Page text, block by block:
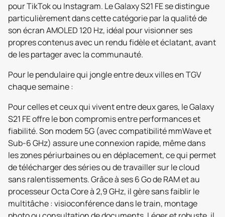
pour TikTok ou Instagram. Le Galaxy S21 FE se distingue
particulièrement dans cette catégorie par la qualité de
son écran AMOLED 120 Hz, idéal pour visionner ses
propres contenus avec un rendu fidèle et éclatant, avant
de les partager avec la communauté.
Pour le pendulaire qui jongle entre deux villes en TGV
chaque semaine :
Pour celles et ceux qui vivent entre deux gares, le Galaxy
S21 FE offre le bon compromis entre performances et
fiabilité. Son modem 5G (avec compatibilité mmWave et
Sub-6 GHz) assure une connexion rapide, même dans
les zones périurbaines ou en déplacement, ce qui permet
de télécharger des séries ou de travailler sur le cloud
sans ralentissements. Grâce à ses 6 Go de RAM et au
processeur Octa Core à 2,9 GHz, il gère sans faiblir le
multitâche : visioconférence dans le train, montage